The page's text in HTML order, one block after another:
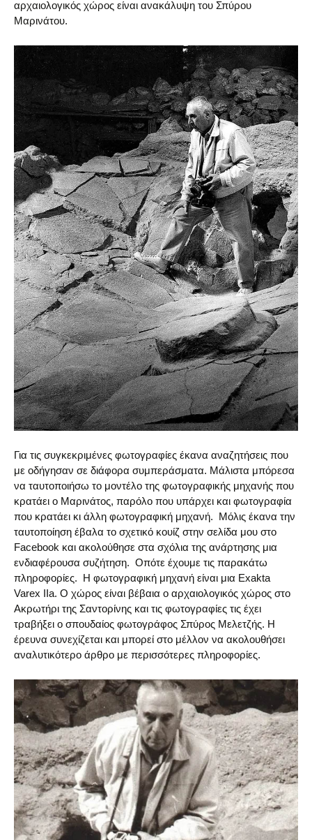
αρχαιολογικός χώρος είναι ανακάλυψη του Σπύρου
Μαρινάτου.
Για τις συγκεκριμένες φωτογραφίες έκανα αναζητήσεις που
με οδήγησαν σε διάφορα συμπεράσματα. Μάλιστα μπόρεσα
να ταυτοποιήσω το μοντέλο της φωτογραφικής μηχανής που
κρατάει ο Μαρινάτος, παρόλο που υπάρχει και φωτογραφία
που κρατάει κι άλλη φωτογραφική μηχανή. Μόλις έκανα την
ταυτοποίηση έβαλα το σχετικό κουίζ στην σελίδα μου στο
Facebook και ακολούθησε στα σχόλια της ανάρτησης μια
ενδιαφέρουσα συζήτηση. Οπότε έχουμε τις παρακάτω
πληροφορίες. Η φωτογραφική μηχανή είναι μια Exakta
Varex IIa. Ο χώρος είναι βέβαια ο αρχαιολογικός χώρος στο
Ακρωτήρι της Σαντορίνης και τις φωτογραφίες τις έχει
τραβήξει ο σπουδαίος φωτογράφος Σπύρος Μελετζής. Η
έρευνα συνεχίζεται και μπορεί στο μέλλον να ακολουθήσει
αναλυτικότερο άρθρο με περισσότερες πληροφορίες.